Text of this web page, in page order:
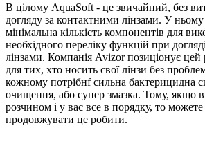
В цілому AquaSoft - це звичайний, без
догляду за контактними лінзами. У ньому
мінімальна кількість компонентів для
необхідного переліку функцій при
лінзами. Компанія Avizor позиціонує цей
для тих, хто носить свої лінзи без
кожному потрібнf сильна бактерицидна
очищення, або супер змазка. Тому, якщо
розчином і у вас все в порядку, то
продовжувати це робити.